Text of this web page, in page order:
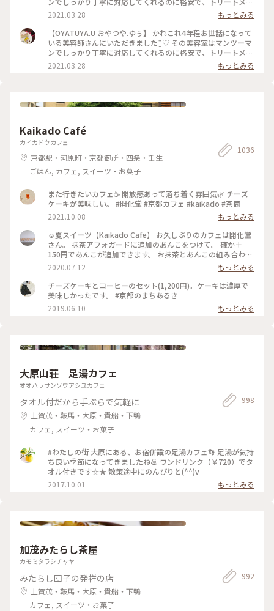
トとか押し付けたりしない、とても居心地のいいお店です。 そ
んな素敵な美容師なので、私がおいしいと思うおやつを何度か
差し入れをしていました。 そのお礼と言うことで準備してく
れていました。 このガトーショコラは濃厚でねっとりした食
感、ひとくち食べただけで目と鼻の穴が大きくなってしまうぐ
らいおいしくて大満足なのですが、もちろんひとくちでは終わ
りません( ˙༥˙ )✨ こんなおいしいものをいただけて 私は幸せで
2021.03.28
もっとみる
【OYATUYA.U おやつや.ゆぅ】 かれこれ4年程お世話になって
いる美容師さんにいただきました¨̮♡︎ その美容室はマンツーマ
ンでしっかり丁寧に対応してくれるのに格安で、トリートメン
トとか押し付けたりしない、とても居心地のいいお店です。 そ
んな素敵な美容師なので、私がおいしいと思うおやつを何度か
感、ひとくち食べただけで目と鼻の穴が大きくなってしまうぐ
す( ¯ ¨̯ ¯̥̥ ) 開店前から行列が出来るのも頷けます。 ことりっぷ
にも早いうちに投稿しなくちゃと思っていたお店です。
2021.03.28 もっとみる
Kaikado Café
カイカドウカフェ
京都駅・河原町・京都御所・四条・壬生
ごはん, カフェ, スイーツ・お菓子
1036
また行きたいカフェ☕️ 開放感あって落ち着く雰囲気🌿 チーズ
ケーキが美味しい。 #開化堂 #京都カフェ #kaikado #茶筒
2021.10.08
もっとみる
☺︎夏スイーツ【Kaikado Cafe】 お久しぶりのカフェは開化堂
さん。 抹茶アフォガードに追加のあんこをつけて。 確か＋
150円であんこが追加できます。 お抹茶とあんこの組み合わせ
は大好きなので迷わず追加…♪ちなみにあんこは、大好きな中
村製餡所さんのもの。きっと最中の皮も。以前 #中村製餡所 さ
んご紹介していますので良かったら☺︎ そして暑いので、水出
し茶をチョイス。 振って自分の好きな濃さにして頂きます。
お茶はおかわりも頂けるんですよ◎ ☺︎ 現在は、満席だとテイ
クアウトのみになるそうです。席の予約はできませんが、電話
になり、ばたばたと毎日を過ごしています。なかなか投稿が追
りペースになりますが、これからもよろしくお願いします☺︎
2020.07.12
もっとみる
チーズケーキとコーヒーのセット(1,200円)。ケーキは濃厚で
美味しかったです。 #京都のまちあるき
2019.06.10
もっとみる
大原山荘 足湯カフェ
オオハラサンソウアシユカフェ
タオル付だから手ぶらで気軽に
上賀茂・鞍馬・大原・貴船・下鴨
カフェ, スイーツ・お菓子
998
#わたしの街 大原にある、お宿併設の足湯カフェ👣 足湯が気持
ち良い季節になってきましたね♨ ワンドリンク（￥720）でタ
オル付きです☆★ 散策途中にのんびりと(^^)v
2017.10.01
もっとみる
加茂みたらし茶屋
カモミタラシチャヤ
みたらし団子の発祥の店
上賀茂・鞍馬・大原・貴船・下鴨
カフェ, スイーツ・お菓子
992